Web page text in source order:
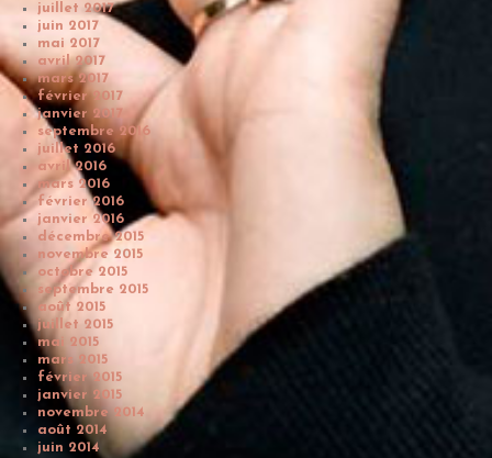
juillet 2017
juin 2017
mai 2017
avril 2017
mars 2017
février 2017
janvier 2017
septembre 2016
juillet 2016
avril 2016
mars 2016
février 2016
janvier 2016
décembre 2015
novembre 2015
octobre 2015
septembre 2015
août 2015
juillet 2015
mai 2015
mars 2015
février 2015
janvier 2015
novembre 2014
août 2014
juin 2014